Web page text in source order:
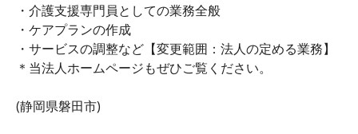
・介護支援専門員としての業務全般
・ケアプランの作成
・サービスの調整など【変更範囲：法人の定める業務】
＊当法人ホームページもぜひご覧ください。
(静岡県磐田市)